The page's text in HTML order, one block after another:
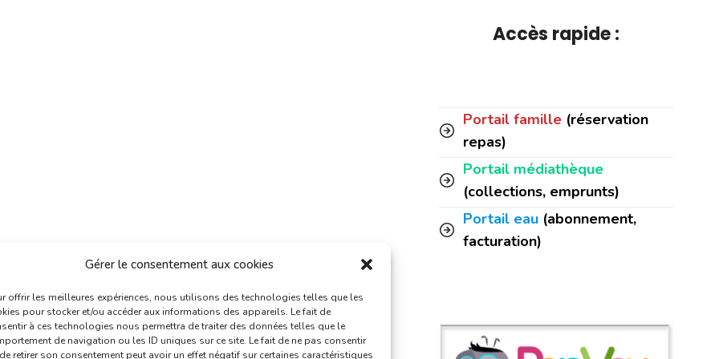
Gérer le consentement aux cookies
offrir les meilleures expériences, nous utilisons des technologies telles que les
pour stocker et/ou accéder aux informations des appareils. Le fait de
à ces technologies nous permettra de traiter des données telles que le
de navigation ou les ID uniques sur ce site. Le fait de ne pas consentir
retirer son consentement peut avoir un effet négatif sur certaines caractéristiques
Accès rapide :
Portail famille (réservation
repas)
Portail médiathèque
(collections, emprunts)
Portail eau (abonnement,
facturation)